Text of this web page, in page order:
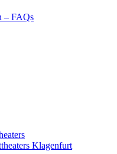
– FAQs
Klagenfurt